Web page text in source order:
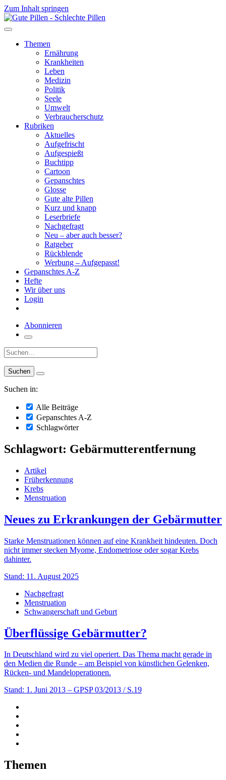
Zum Inhalt springen
Themen
Ernährung
Krankheiten
Leben
Medizin
Politik
Seele
Umwelt
Verbraucherschutz
Rubriken
Aktuelles
Aufgefrischt
Aufgespießt
Buchtipp
Cartoon
Gepanschtes
Glosse
Gute alte Pillen
Kurz und knapp
Leserbriefe
Nachgefragt
Neu – aber auch besser?
Ratgeber
Rückblende
Werbung – Aufgepasst!
Gepanschtes A-Z
Hefte
Wir über uns
Login
Abonnieren
Suche:
Suchen in:
Alle Beiträge
Gepanschtes A-Z
Schlagwörter
Schlagwort: Gebärmutterentfernung
Artikel
Früherkennung
Krebs
Menstruation
Neues zu Erkrankungen der Gebärmutter
Starke Menstruationen können auf eine Krankheit hindeuten. Doch
nicht immer stecken Myome, Endometriose oder sogar Krebs
dahinter.
Stand: 11. August 2025
Nachgefragt
Menstruation
Schwangerschaft und Geburt
Überflüssige Gebärmutter?
In Deutschland wird zu viel operiert. Das Thema macht gerade in
den Medien die Runde – am Beispiel von künstlichen Gelenken,
Rücken- und Mandeloperationen.
Stand: 1. Juni 2013 – GPSP 03/2013 / S.19
Themen